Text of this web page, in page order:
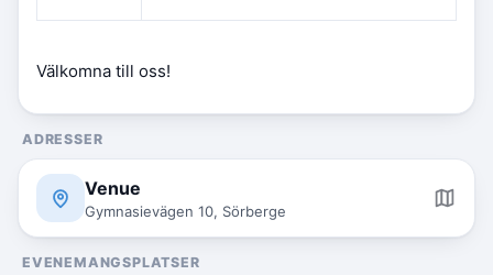
Välkomna till oss!
ADRESSER
Venue
Gymnasievägen 10, Sörberge
EVENEMANGSPLATSER